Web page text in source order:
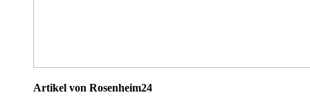
Artikel von Rosenheim24